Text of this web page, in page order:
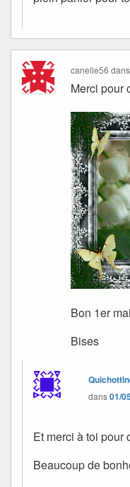
canelle56
Merci pour
Bon 1er
Bises
dans01/
Et merci à toi
Beaucoup de